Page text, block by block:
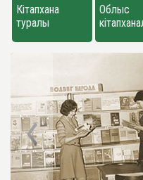
Кітапхана
туралы
Облыс